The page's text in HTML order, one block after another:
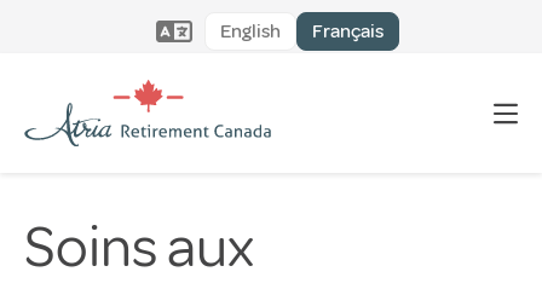
English Français
Soins aux